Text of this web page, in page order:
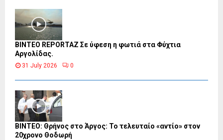
BINTEO REPORTAZ Σε ύφεση η φωτιά στα Φύχτια
Αργολίδας.
31 July 2026 0
ΒΙΝΤΕΟ: Θρήνος στο Άργος: Το τελευταίο «αντίο» στον
20χρονο Θοδωρή